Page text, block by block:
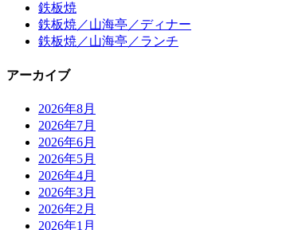
鉄板焼
鉄板焼／山海亭／ディナー
鉄板焼／山海亭／ランチ
アーカイブ
2026年8月
2026年7月
2026年6月
2026年5月
2026年4月
2026年3月
2026年2月
2026年1月